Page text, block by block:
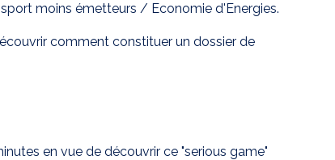
moins émetteurs / Economie d'Energies.
comment constituer un dossier de
en vue de découvrir ce "serious game"